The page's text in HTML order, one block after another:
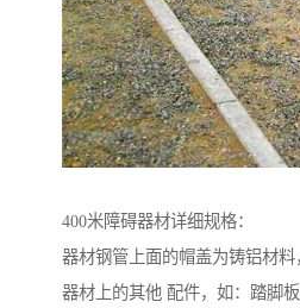
400米障碍器材详细规格：
器材钢管上面的帽盖为铸铝材料
器材上的其他 配件，如：踏脚